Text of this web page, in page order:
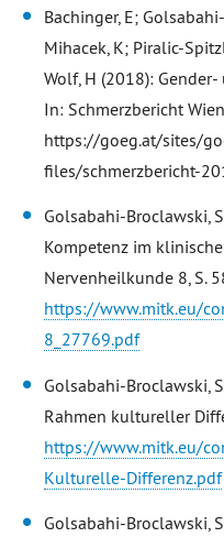
Bachinger, E;
Mihacek, K; Piralic-
Wolf, H (2018):
In: Schmerzbericht
https://goeg.at/sites/
files/schmerzbericht-
Golsabahi-Broclawski,
Kompetenz im
Nervenheilkunde 8, S.
https://www.mitk.eu/
8_27769.pdf
Golsabahi-Broclawski,
Rahmen kultureller
https://www.mitk.eu/
Kulturelle-Differenz.pdf
Golsabahi-Broclawski,